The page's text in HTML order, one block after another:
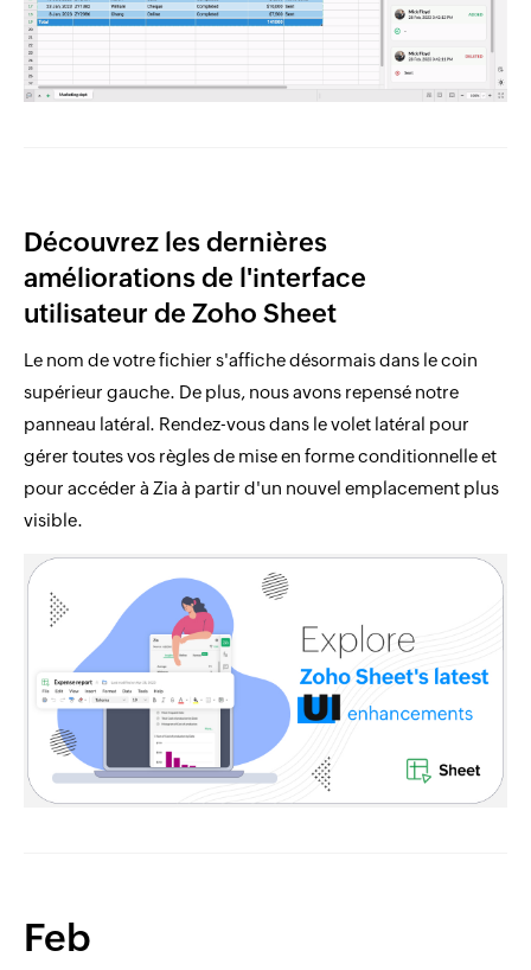
Découvrez les dernières
améliorations de l'interface
utilisateur de Zoho Sheet
Le nom de votre fichier s'affiche désormais dans le coin
supérieur gauche. De plus, nous avons repensé notre
panneau latéral. Rendez-vous dans le volet latéral pour
gérer toutes vos règles de mise en forme conditionnelle et
pour accéder à Zia à partir d'un nouvel emplacement plus
visible.
Feb